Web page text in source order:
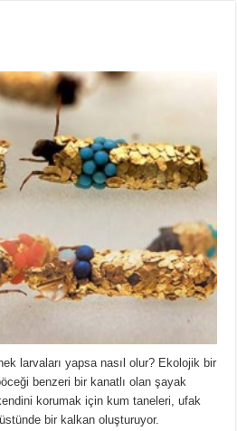
larvaları yapsa nasıl olur? Ekolojik bir
benzeri bir kanatlı olan şayak
korumak için kum taneleri, ufak
bir kalkan oluşturuyor.